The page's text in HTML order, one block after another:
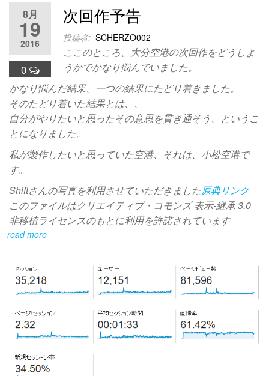
8月
19
2016
0
次回作予告
投稿者: SCHERZO002
ここのところ、大分空港の次回作をどうしよ
うかでかなり悩んでいました。
かなり悩んだ結果、一つの結果にたどり着きました。
そのたどり着いた結果とは、、
自分がやりたいと思ったその意思を貫き通そう、というこ
とになりました。
私が製作したいと思っていた空港、それは、小松空港で
す。
Shiftさんの写真を利用させていただきました原典リンク
このファイルはクリエイティブ・コモンズ 表示-継承 3.0
非移植ライセンスのもとに利用を許諾されています
read more